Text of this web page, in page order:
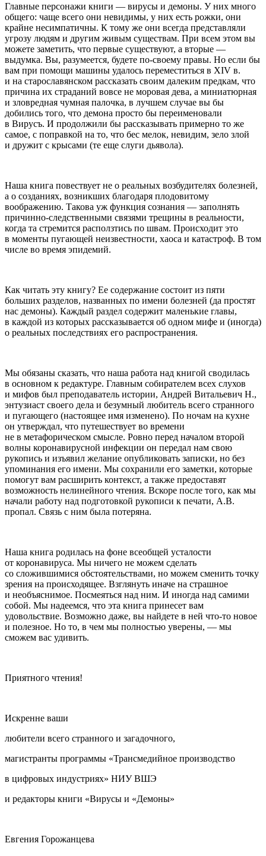
Главные персонажи книги — вирусы и демоны. У них много
общего: чаще всего они невидимы, у них есть рожки, они
крайне несимпатичны. К тому же они всегда представляли
угрозу людям и другим живым существам. При всем этом вы
можете заметить, что первые существуют, а вторые —
выдумка. Вы, разумеется, будете по-своему правы. Но если бы
вам при помощи машины удалось переместиться в XIV в.
и на старославянском рассказать своим далеким предкам, что
причина их страданий вовсе не моровая дева, а миниатюрная
и зловредная чумная палочка, в лучшем случае вы бы
добились того, что демона просто бы переименовали
в Вирусъ. И продолжили бы рассказывать примерно то же
самое, с поправкой на то, что бес мелок, невидим, зело злой
и дружит с крысами (те еще слуги дьявола).
Наша книга повествует не о реальных возбудителях болезней,
а о созданиях, возникших благодаря плодовитому
воображению. Такова уж функция сознания — заполнять
причинно-следственными связями трещины в реальности,
когда та стремится расползтись по швам. Происходит это
в моменты пугающей неизвестности, хаоса и катастроф. В том
числе во время эпидемий.
Как читать эту книгу? Ее содержание состоит из пяти
больших разделов, названных по имени болезней (да простят
нас демоны). Каждый раздел содержит маленькие главы,
в каждой из которых рассказывается об одном мифе и (иногда)
о реальных последствиях его распространения.
Мы обязаны сказать, что наша работа над книгой сводилась
в основном к редактуре. Главным собирателем всех слухов
и мифов был преподаватель истории, Андрей Витальевич Н.,
энтузиаст своего дела и безумный любитель всего странного
и пугающего (настоящее имя изменено). По ночам на кухне
он утверждал, что путешествует во времени
не в метафорическом смысле. Ровно перед началом второй
волны коронавирусной инфекции он передал нам свою
рукопись и изъявил желание опубликовать записки, но без
упоминания его имени. Мы сохранили его заметки, которые
помогут вам расширить контекст, а также предоставят
возможность нелинейного чтения. Вскоре после того, как мы
начали работу над подготовкой рукописи к печати, А.В.
пропал. Связь с ним была потеряна.
Наша книга родилась на фоне всеобщей усталости
от коронавируса. Мы ничего не можем сделать
со сложившимися обстоятельствами, но можем сменить точку
зрения на происходящее. Взглянуть иначе на страшное
и необъяснимое. Посмеяться над ним. И иногда над самими
собой. Мы надеемся, что эта книга принесет вам
удовольствие. Возможно даже, вы найдете в ней что-то новое
и полезное. Но то, в чем мы полностью уверены, — мы
сможем вас удивить.
Приятного чтения!
Искренне ваши
любители всего странного и загадочного,
магистранты программы «Трансмедийное производство
в цифровых индустриях» НИУ ВШЭ
и редакторы книги «Вирусы и «Демоны»
Евгения Горожанцева